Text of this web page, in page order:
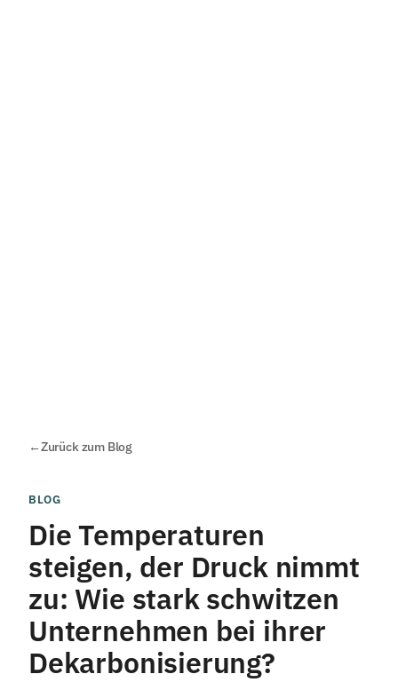
←Zurück zum Blog
BLOG
Die Temperaturen
steigen, der Druck nimmt
zu: Wie stark schwitzen
Unternehmen bei ihrer
Dekarbonisierung?